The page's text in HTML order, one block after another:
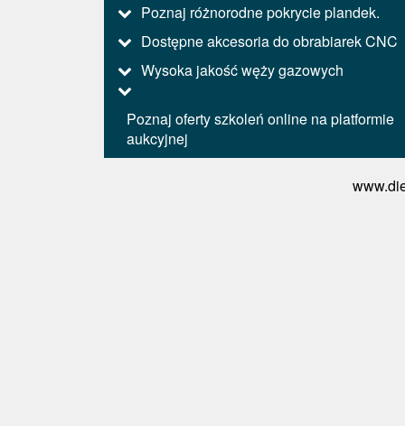
Poznaj różnorodne pokrycie plandek.
Dostępne akcesoria do obrabiarek CNC
Wysoka jakość węży gazowych
Poznaj oferty szkoleń online na platformie
aukcyjnej